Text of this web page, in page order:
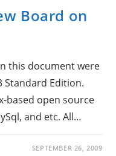
Board on
this document were
Standard Edition.
based open source
and etc. All…
SEPTEMBER 26, 2009